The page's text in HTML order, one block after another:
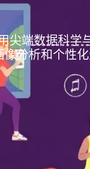
尖端数据科学
像分析和个性